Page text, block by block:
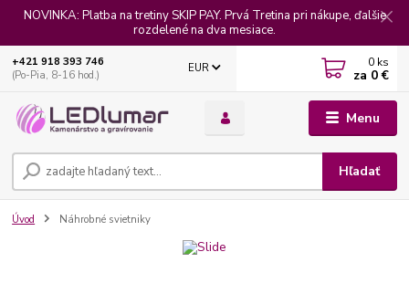
NOVINKA: Platba na tretiny SKIP PAY. Prvá Tretina pri nákupe, ďalšie
rozdelené na dva mesiace.
Menu
EUR
Hľadať
+421 918 393 746
(Po-Pia, 8-16 hod.)
0 ks
za 0 €
Úvod Náhrobné svietniky